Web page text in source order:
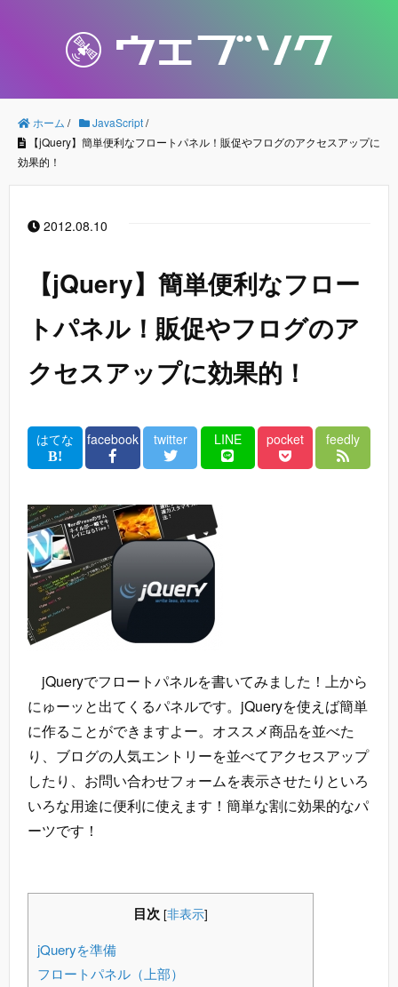
ホーム / JavaScript/
【jQuery】簡単便利なフロートパネル！販促やフログのアクセスアップに
効果的！
2012.08.10
【jQuery】簡単便利なフロー
トパネル！販促やフログのア
クセスアップに効果的！
はてな facebook twitter LINE pocket feedly
jQueryでフロートパネルを書いてみました！上から
にゅーッと出てくるパネルです。jQueryを使えば簡単
に作ることができますよー。オススメ商品を並べた
り、ブログの人気エントリーを並べてアクセスアップ
したり、お問い合わせフォームを表示させたりといろ
いろな用途に便利に使えます！簡単な割に効果的なパ
ーツです！
目次 [非表示]
jQueryを準備
フロートパネル（上部）